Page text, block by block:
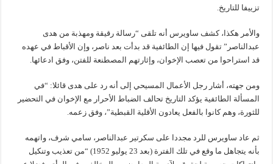
تزييفا للتاريخ.
والأمر هكذا، كشف ساويرس أنه تلقى “رسالة رقيقة ومهذبة من هدى
عبدالناصر” تقول فيها إن الطائفية قد بدأت بعد ناصر، وإن الأقباط في عهده
قد استراحوا من تعصب الإخوان، وإثارتهم المصطنعة للفتن، وفق ادعائها.
ومن جهته، أشار رجل الأعمال المسيحي إلى أنه رد على هدى قائلا: “في
المسألة الطائفية يؤكد التاريخ تحالف الضباط الأحرار مع الإخوان في التحضير
للثورة، وهم كانوا بالفعل يعادون الأقلية القبطية”، وفق زعمه.
ثم عاد ساويرس للرد مجددا على سكرتير عبدالناصر، سامي شرف، واتهمه
بأنه يتجاهل ما وقع في تلك الفترة (بعد 23 يوليو 1952) “من تعذيب وتنكيل